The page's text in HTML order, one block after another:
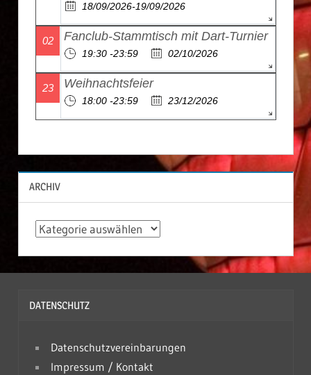
18/09/2026-19/09/2026
02 Fanclub-Stammtisch mit Dart-Turnier
19:30 -23:59 02/10/2026
23 Weihnachtsfeier
18:00 -23:59 23/12/2026
ARCHIV
A
i
DATENSCHUTZ
Datenschutzvereinbarungen
Impressum / Kontakt